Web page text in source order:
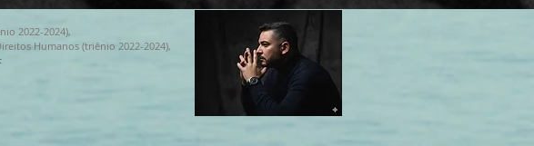
2022-2024),
Humanos (triênio 2022-2024),